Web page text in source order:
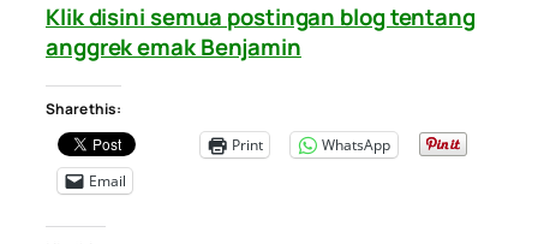
Klik disini semua postingan blog tentang
anggrek emak Benjamin
Share this:
Print
WhatsApp
Email